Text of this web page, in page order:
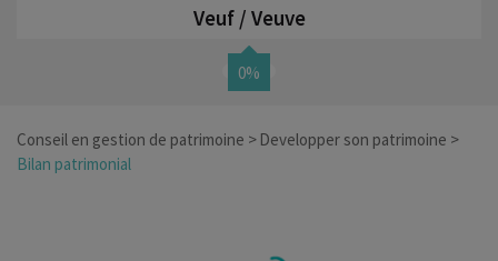
Veuf / Veuve
0%
Conseil en gestion de patrimoine
Developper son patrimoine
Bilan patrimonial